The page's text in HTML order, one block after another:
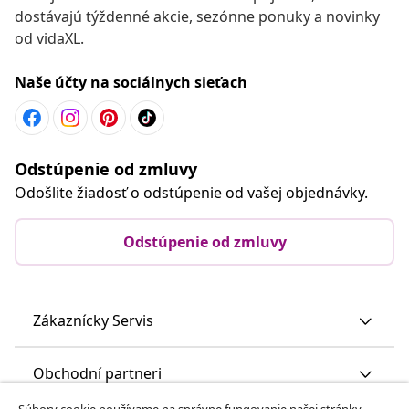
dostávajú týždenné akcie, sezónne ponuky a novinky
od vidaXL.
Naše účty na sociálnych sieťach
Odstúpenie od zmluvy
Odošlite žiadosť o odstúpenie od vašej objednávky.
Odstúpenie od zmluvy
Zákaznícky Servis
Obchodní partneri